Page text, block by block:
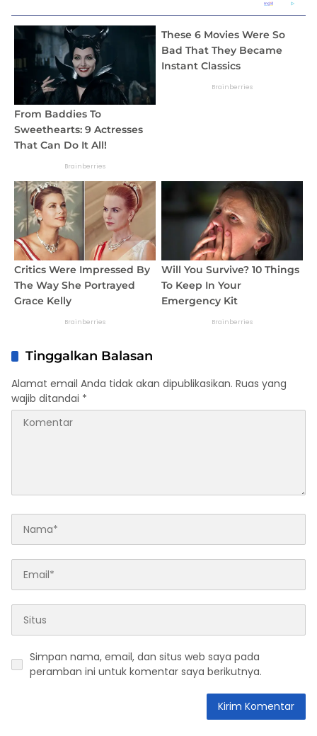
Tinggalkan Balasan
Alamat email Anda tidak akan dipublikasikan. Ruas yang
wajib ditandai *
Simpan nama, email, dan situs web saya pada
peramban ini untuk komentar saya berikutnya.